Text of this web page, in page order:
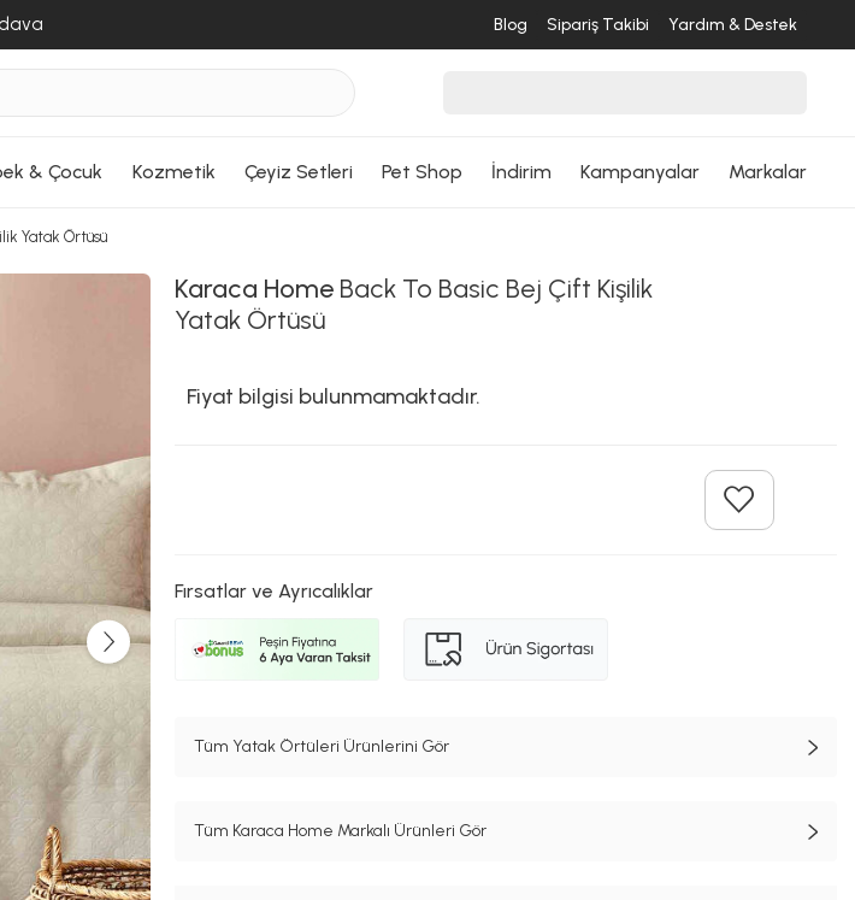
Blog Sipariş Takibi Yardım & Destek
& Çocuk Kozmetik Çeyiz Setleri Pet Shop İndirim Kampanyalar Markalar
Yatak Örtüsü
Karaca Home Back To Basic Bej Çift Kişilik
Yatak Örtüsü
Fiyat bilgisi bulunmamaktadır.
Fırsatlar ve Ayrıcalıklar
Tüm Yatak Örtüleri Ürünlerini Gör
Tüm Karaca Home Markalı Ürünleri Gör